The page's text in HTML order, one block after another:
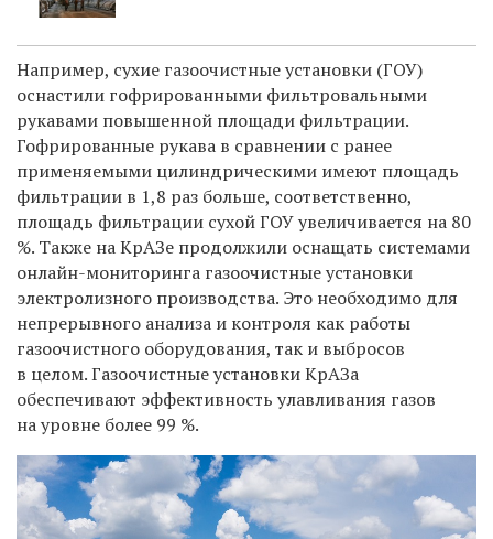
Например, сухие газоочистные установки (ГОУ)
оснастили гофрированными фильтровальными
рукавами повышенной площади фильтрации.
Гофрированные рукава в сравнении с ранее
применяемыми цилиндрическими имеют площадь
фильтрации в 1,8 раз больше, соответственно,
площадь фильтрации сухой ГОУ увеличивается на 80
%. Также на КрАЗе продолжили оснащать системами
онлайн-мониторинга газоочистные установки
электролизного производства. Это необходимо для
непрерывного анализа и контроля как работы
газоочистного оборудования, так и выбросов
в целом. Газоочистные установки КрАЗа
обеспечивают эффективность улавливания газов
на уровне более 99 %.